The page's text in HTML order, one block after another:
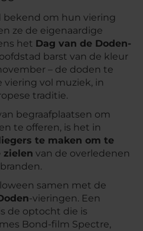
bekend om hun viering
ze de eigenaardige
het Dag van de Doden-
barst van de kleur
– de doden te
vol muziek, in
traditie.
begraafplaatsen om
te offeren, is het in
te maken om te
zielen van de overledenen
samen met de
-vieringen. Een
de optocht die is
Bond-film Spectre,